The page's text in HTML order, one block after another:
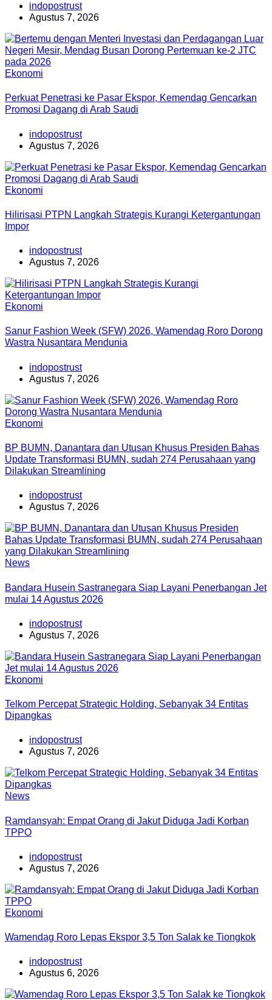
indopostrust
Agustus 7, 2026
Ekonomi
Perkuat Penetrasi ke Pasar Ekspor, Kemendag Gencarkan
Promosi Dagang di Arab Saudi
indopostrust
Agustus 7, 2026
Ekonomi
Hilirisasi PTPN Langkah Strategis Kurangi Ketergantungan
Impor
indopostrust
Agustus 7, 2026
Ekonomi
Sanur Fashion Week (SFW) 2026, Wamendag Roro Dorong
Wastra Nusantara Mendunia
indopostrust
Agustus 7, 2026
Ekonomi
BP BUMN, Danantara dan Utusan Khusus Presiden Bahas
Update Transformasi BUMN, sudah 274 Perusahaan yang
Dilakukan Streamlining
indopostrust
Agustus 7, 2026
News
Bandara Husein Sastranegara Siap Layani Penerbangan Jet
mulai 14 Agustus 2026
indopostrust
Agustus 7, 2026
Ekonomi
Telkom Percepat Strategic Holding, Sebanyak 34 Entitas
Dipangkas
indopostrust
Agustus 7, 2026
News
Ramdansyah: Empat Orang di Jakut Diduga Jadi Korban
TPPO
indopostrust
Agustus 7, 2026
Ekonomi
Wamendag Roro Lepas Ekspor 3,5 Ton Salak ke Tiongkok
indopostrust
Agustus 6, 2026